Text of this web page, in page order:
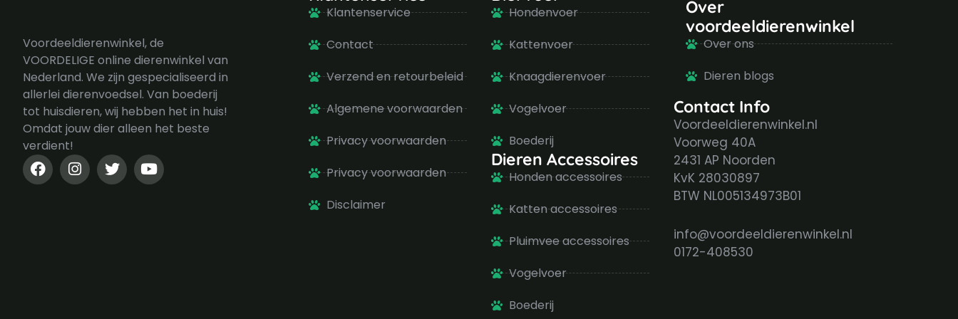
Voordeeldierenwinkel, de
VOORDELIGE online dierenwinkel van
Nederland. We zijn gespecialiseerd in
allerlei dierenvoedsel. Van boederij
tot huisdieren, wij hebben het in huis!
Omdat jouw dier alleen het beste
verdient!
F
a
c
I
n
s
T
w
i
Y
o
u
Klantenservice
Contact
Verzend en retourbeleid
Algemene voorwaarden
Privacy voorwaarden
Privacy voorwaarden
Disclaimer
Hondenvoer
Kattenvoer
Knaagdierenvoer
Vogelvoer
Boederij
Dieren Accessoires
Honden accessoires
Katten accessoires
Pluimvee accessoires
Vogelvoer
Boederij
Over
voordeeldierenwinkel
Over ons
Dieren blogs
Contact Info
Voordeeldierenwinkel.nl
Voorweg 40A
2431 AP Noorden
KvK 28030897
BTW NL005134973B01
info@voordeeldierenwinkel.nl
0172-408530